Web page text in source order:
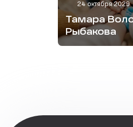
24 октября 2029
Тамара
Рыбакова